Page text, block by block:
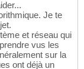
Je te
et réseau qui
vus les
sur la
ont déjà un